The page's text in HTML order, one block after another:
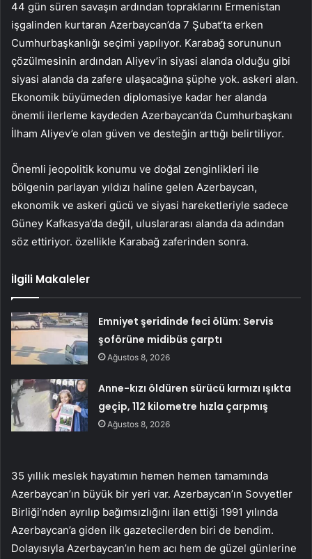
44 gün süren savaşın ardından topraklarını Ermenistan
işgalinden kurtaran Azerbaycan’da 7 Şubat’ta erken
Cumhurbaşkanlığı seçimi yapılıyor. Karabağ sorununun
çözülmesinin ardından Aliyev’in siyasi alanda olduğu gibi
siyasi alanda da zafere ulaşacağına şüphe yok. askeri alan.
Ekonomik büyümeden diplomasiye kadar her alanda
önemli ilerleme kaydeden Azerbaycan’da Cumhurbaşkanı
İlham Aliyev’e olan güven ve desteğin arttığı belirtiliyor.
Önemli jeopolitik konumu ve doğal zenginlikleri ile
bölgenin parlayan yıldızı haline gelen Azerbaycan,
ekonomik ve askeri gücü ve siyasi hareketleriyle sadece
Güney Kafkasya’da değil, uluslararası alanda da adından
söz ettiriyor. özellikle Karabağ zaferinden sonra.
İlgili Makaleler
Emniyet şeridinde feci ölüm: Servis
şoförüne midibüs çarptı
Ağustos 8, 2026
Anne-kızı öldüren sürücü kırmızı ışıkta
geçip, 112 kilometre hızla çarpmış
Ağustos 8, 2026
35 yıllık meslek hayatımın hemen hemen tamamında
Azerbaycan’ın büyük bir yeri var. Azerbaycan’ın Sovyetler
Birliği’nden ayrılıp bağımsızlığını ilan ettiği 1991 yılında
Azerbaycan’a giden ilk gazetecilerden biri de bendim.
Dolayısıyla Azerbaycan’ın hem acı hem de güzel günlerine